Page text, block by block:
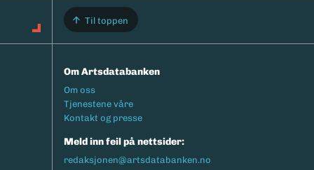
Til toppen
Om Artsdatabanken
Footermeny
Om oss
Tjenestene våre
Kontakt og presse
Meld inn feil på nettsider:
redaksjonen@artsdatabanken.no